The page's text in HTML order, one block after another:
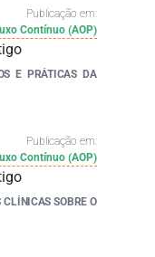
Publicação em:
Contínuo (AOP)
E PRÁTICAS DA
Publicação em:
Contínuo (AOP)
CLÍNICAS SOBRE O